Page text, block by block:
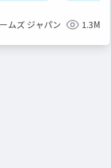
ムズ ジャパン 1.3M